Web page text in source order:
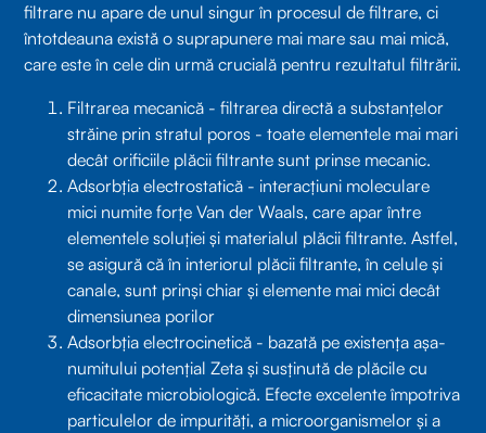
filtrare nu apare de unul singur în procesul de filtrare, ci
întotdeauna există o suprapunere mai mare sau mai mică,
care este în cele din urmă crucială pentru rezultatul filtrării.
Filtrarea mecanică - filtrarea directă a substanțelor
străine prin stratul poros - toate elementele mai mari
decât orificiile plăcii filtrante sunt prinse mecanic.
Adsorbția electrostatică - interacțiuni moleculare
mici numite forțe Van der Waals, care apar între
elementele soluției și materialul plăcii filtrante. Astfel,
se asigură că în interiorul plăcii filtrante, în celule și
canale, sunt prinși chiar și elemente mai mici decât
dimensiunea porilor
Adsorbția electrocinetică - bazată pe existența așa-
numitului potențial Zeta și susținută de plăcile cu
eficacitate microbiologică. Efecte excelente împotriva
particulelor de impurități, a microorganismelor și a